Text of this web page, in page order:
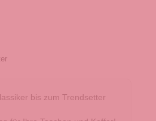
bis zum Trendsetter